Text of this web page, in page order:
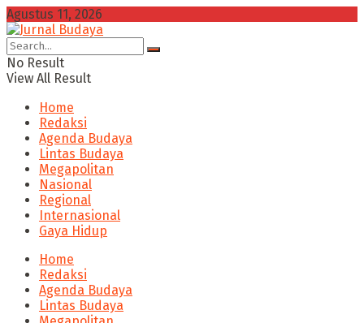
Agustus 11, 2026
No Result
View All Result
Home
Redaksi
Agenda Budaya
Lintas Budaya
Megapolitan
Nasional
Regional
Internasional
Gaya Hidup
Home
Redaksi
Agenda Budaya
Lintas Budaya